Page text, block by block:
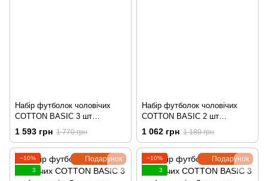
Набір футболок чоловічих
COTTON BASIC 3 шт
(молочна, сірий меланж,
1 593 грн 1 770 грн
Набір футболок чоловічих
COTTON BASIC 2 шт
(молочна, чорна)
1 062 грн 1 180 грн
Подарунок
−10%
3
Подарунок
−10%
3